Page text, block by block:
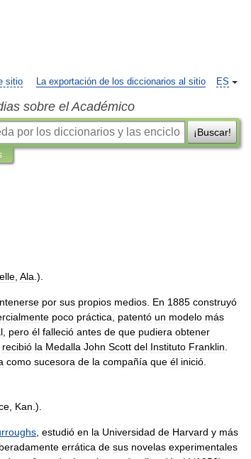
ES
sitio La exportación de los diccionarios al sitio
sobre el Académico
¡Buscar!
Ala .).
por sus propios medios En 1885 construyó
poco práctica patentó un modelo más
pero él falleció antes de que pudiera obtener
recibió la Medalla John Scott del Instituto Franklin
como sucesora de la compañía que él inició
Kan .).
estudió en la Universidad de Harvard y más
errática de sus novelas experimentales